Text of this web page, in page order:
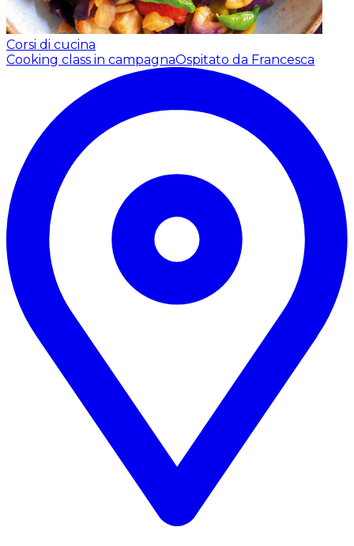
Corsi di cucina
Cooking class in campagnaOspitato da Francesca